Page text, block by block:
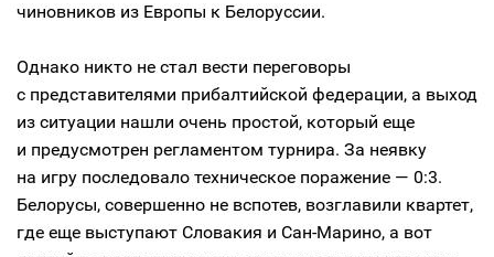
чиновников из Европы к Белоруссии.
Однако никто не стал вести переговоры
с представителями прибалтийской федерации, а выход
из ситуации нашли очень простой, который еще
и предусмотрен регламентом турнира. За неявку
на игру последовало техническое поражение — 0:3.
Белорусы, совершенно не вспотев, возглавили квартет,
где еще выступают Словакия и Сан-Марино, а вот